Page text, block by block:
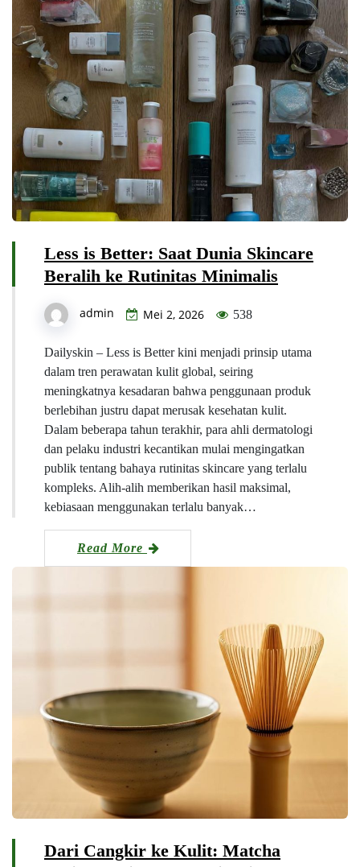
Less is Better: Saat Dunia Skincare
Beralih ke Rutinitas Minimalis
admin Mei 2, 2026 538
Dailyskin – Less is Better kini menjadi prinsip utama
dalam tren perawatan kulit global, seiring
meningkatnya kesadaran bahwa penggunaan produk
berlebihan justru dapat merusak kesehatan kulit.
Dalam beberapa tahun terakhir, para ahli dermatologi
dan pelaku industri kecantikan mulai mengingatkan
publik tentang bahaya rutinitas skincare yang terlalu
kompleks. Alih-alih memberikan hasil maksimal,
kebiasaan menggunakan terlalu banyak…
Read More
Dari Cangkir ke Kulit: Matcha